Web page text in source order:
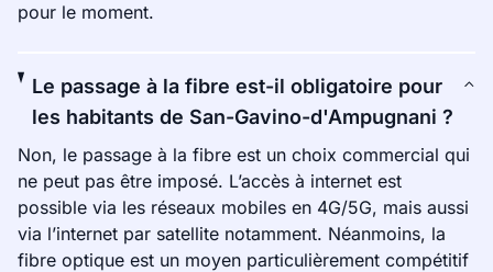
pour le moment.
Le passage à la fibre est-il obligatoire pour
les habitants de San-Gavino-d'Ampugnani ?
Non, le passage à la fibre est un choix commercial qui
ne peut pas être imposé. L’accès à internet est
possible via les réseaux mobiles en 4G/5G, mais aussi
via l’internet par satellite notamment. Néanmoins, la
fibre optique est un moyen particulièrement compétitif